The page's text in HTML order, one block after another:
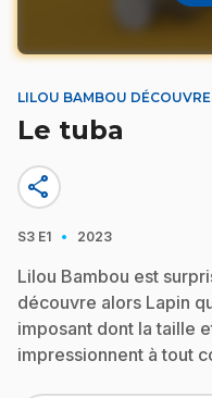
LILOU BAMBOU
Le tuba
share
S3 E1 · 2023
Lilou Bambou est
découvre alors Lapin
imposant dont la taille
impressionnent à tout